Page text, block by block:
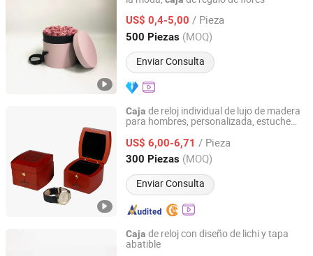
US$ 0,4-5,00 / Pieza
500 Piezas (MOQ)
Enviar Consulta
Xiamen Airetion Technology Co., Ltd.
Fujian, China Desde 2026
Caja de reloj individual de lujo de madera
para hombres, personalizada, estuche
almacenamiento de Rolex, Omega, Patek
US$ 6,00-6,71 / Pieza
300 Piezas (MOQ)
Enviar Consulta
DONGGUAN ZHIHE WOOD PACKAGING LIMITED
Guangdong, China Desde 2015
Caja de reloj con diseño de lichi y tapa
abatible